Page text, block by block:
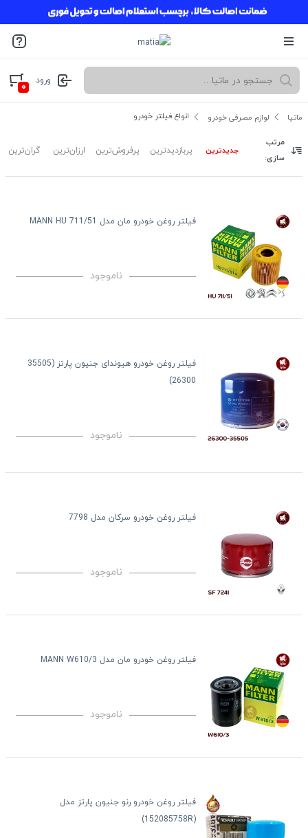
ورود
۰
ماتیا لوازم مصرفی خودرو انواع فیلتر خودرو
مرتب
سازی:
جدیدترین پربازدیدترین پرفروش‌ترین ارزان‌ترین گران‌ترین
فیلتر روغن خودرو مان مدل MANN HU 711/51
ناموجود
فیلتر روغن خودرو هیوندای جنیون پارتز (35505
26300)
ناموجود
فیلتر روغن خودرو سرکان مدل 7798
ناموجود
فیلتر روغن خودرو مان مدل MANN W610/3
ناموجود
فیلتر روغن خودرو رنو جنیون پارتز مدل
(152085758R)